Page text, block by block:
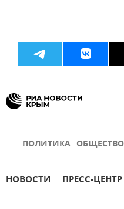
ПОЛИТИКА ОБЩЕСТВО
НОВОСТИ ПРЕСС-ЦЕНТР